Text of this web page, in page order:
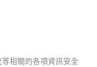
相關的各項資訊安全